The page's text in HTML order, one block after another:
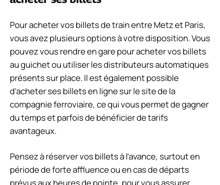
Pour acheter vos billets de train entre Metz et Paris,
vous avez plusieurs options à votre disposition. Vous
pouvez vous rendre en gare pour acheter vos billets
au guichet ou utiliser les distributeurs automatiques
présents sur place. Il est également possible
d’acheter ses billets en ligne sur le site de la
compagnie ferroviaire, ce qui vous permet de gagner
du temps et parfois de bénéficier de tarifs
avantageux.
Pensez à réserver vos billets à l’avance, surtout en
période de forte affluence ou en cas de départs